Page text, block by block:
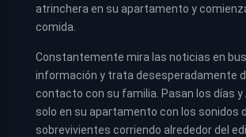
atrinchera en su apartamento y
comida.
Constantemente mira las noticias en
información y trata desesperadamente
contacto con su familia. Pasan los días y
solo en su apartamento con los sonidos
sobrevivientes corriendo alrededor del